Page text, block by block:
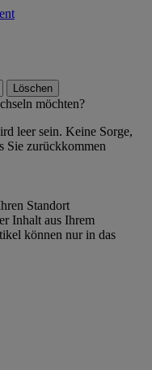
Löschen
möchten?
leer sein. Keine Sorge,
Sie zurückkommen
Standort
Inhalt aus Ihrem
können nur in das